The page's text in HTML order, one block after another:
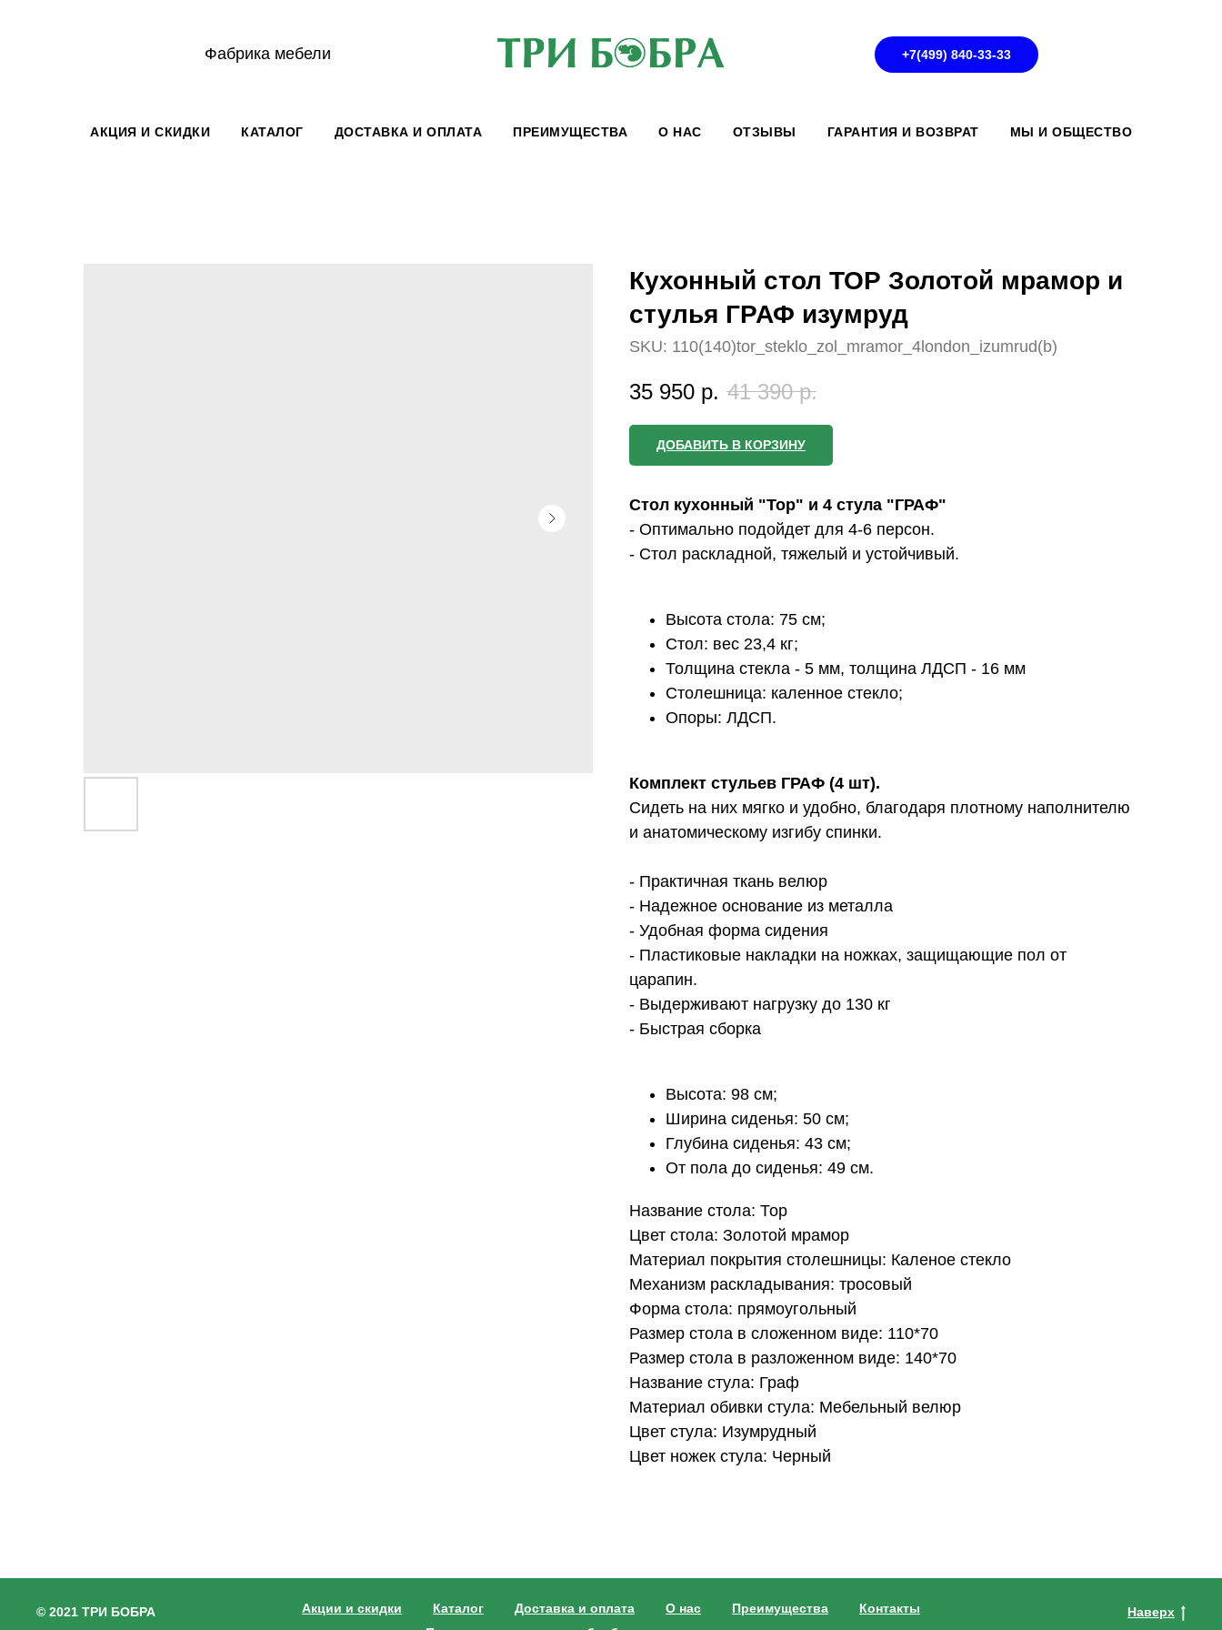
Фабрика мебели +7(499) 840-33-33
АКЦИЯ И СКИДКИ КАТАЛОГ ДОСТАВКА И ОПЛАТА ПРЕИМУЩЕСТВА О НАС ОТЗЫВЫ ГАРАНТИЯ И ВОЗВРАТ МЫ И ОБЩЕСТВО
Кухонный стол ТОР Золотой мрамор и
стулья ГРАФ изумруд
SKU: 110(140)tor_steklo_zol_mramor_4london_izumrud(b)
35 950 р. 41 390 р.
ДОБАВИТЬ В КОРЗИНУ
Стол кухонный "Тор" и 4 стула "ГРАФ"
- Оптимально подойдет для 4-6 персон.
- Стол раскладной, тяжелый и устойчивый.
Высота стола: 75 см;
Стол: вес 23,4 кг;
Толщина стекла - 5 мм, толщина ЛДСП - 16 мм
Столешница: каленное стекло;
Опоры: ЛДСП.
Комплект стульев ГРАФ (4 шт).
Сидеть на них мягко и удобно, благодаря плотному наполнителю
и анатомическому изгибу спинки.
- Практичная ткань велюр
- Надежное основание из металла
- Удобная форма сидения
- Пластиковые накладки на ножках, защищающие пол от
царапин.
- Выдерживают нагрузку до 130 кг
- Быстрая сборка
Высота: 98 см;
Ширина сиденья: 50 см;
Глубина сиденья: 43 см;
От пола до сиденья: 49 см.
Название стола: Тор
Цвет стола: Золотой мрамор
Материал покрытия столешницы: Каленое стекло
Механизм раскладывания: тросовый
Форма стола: прямоугольный
Размер стола в сложенном виде: 110*70
Размер стола в разложенном виде: 140*70
Название стула: Граф
Материал обивки стула: Мебельный велюр
Цвет стула: Изумрудный
Цвет ножек стула: Черный
© 2021 ТРИ БОБРА Акции и скидки Каталог Доставка и оплата О нас Преимущества
Контакты
Наверх